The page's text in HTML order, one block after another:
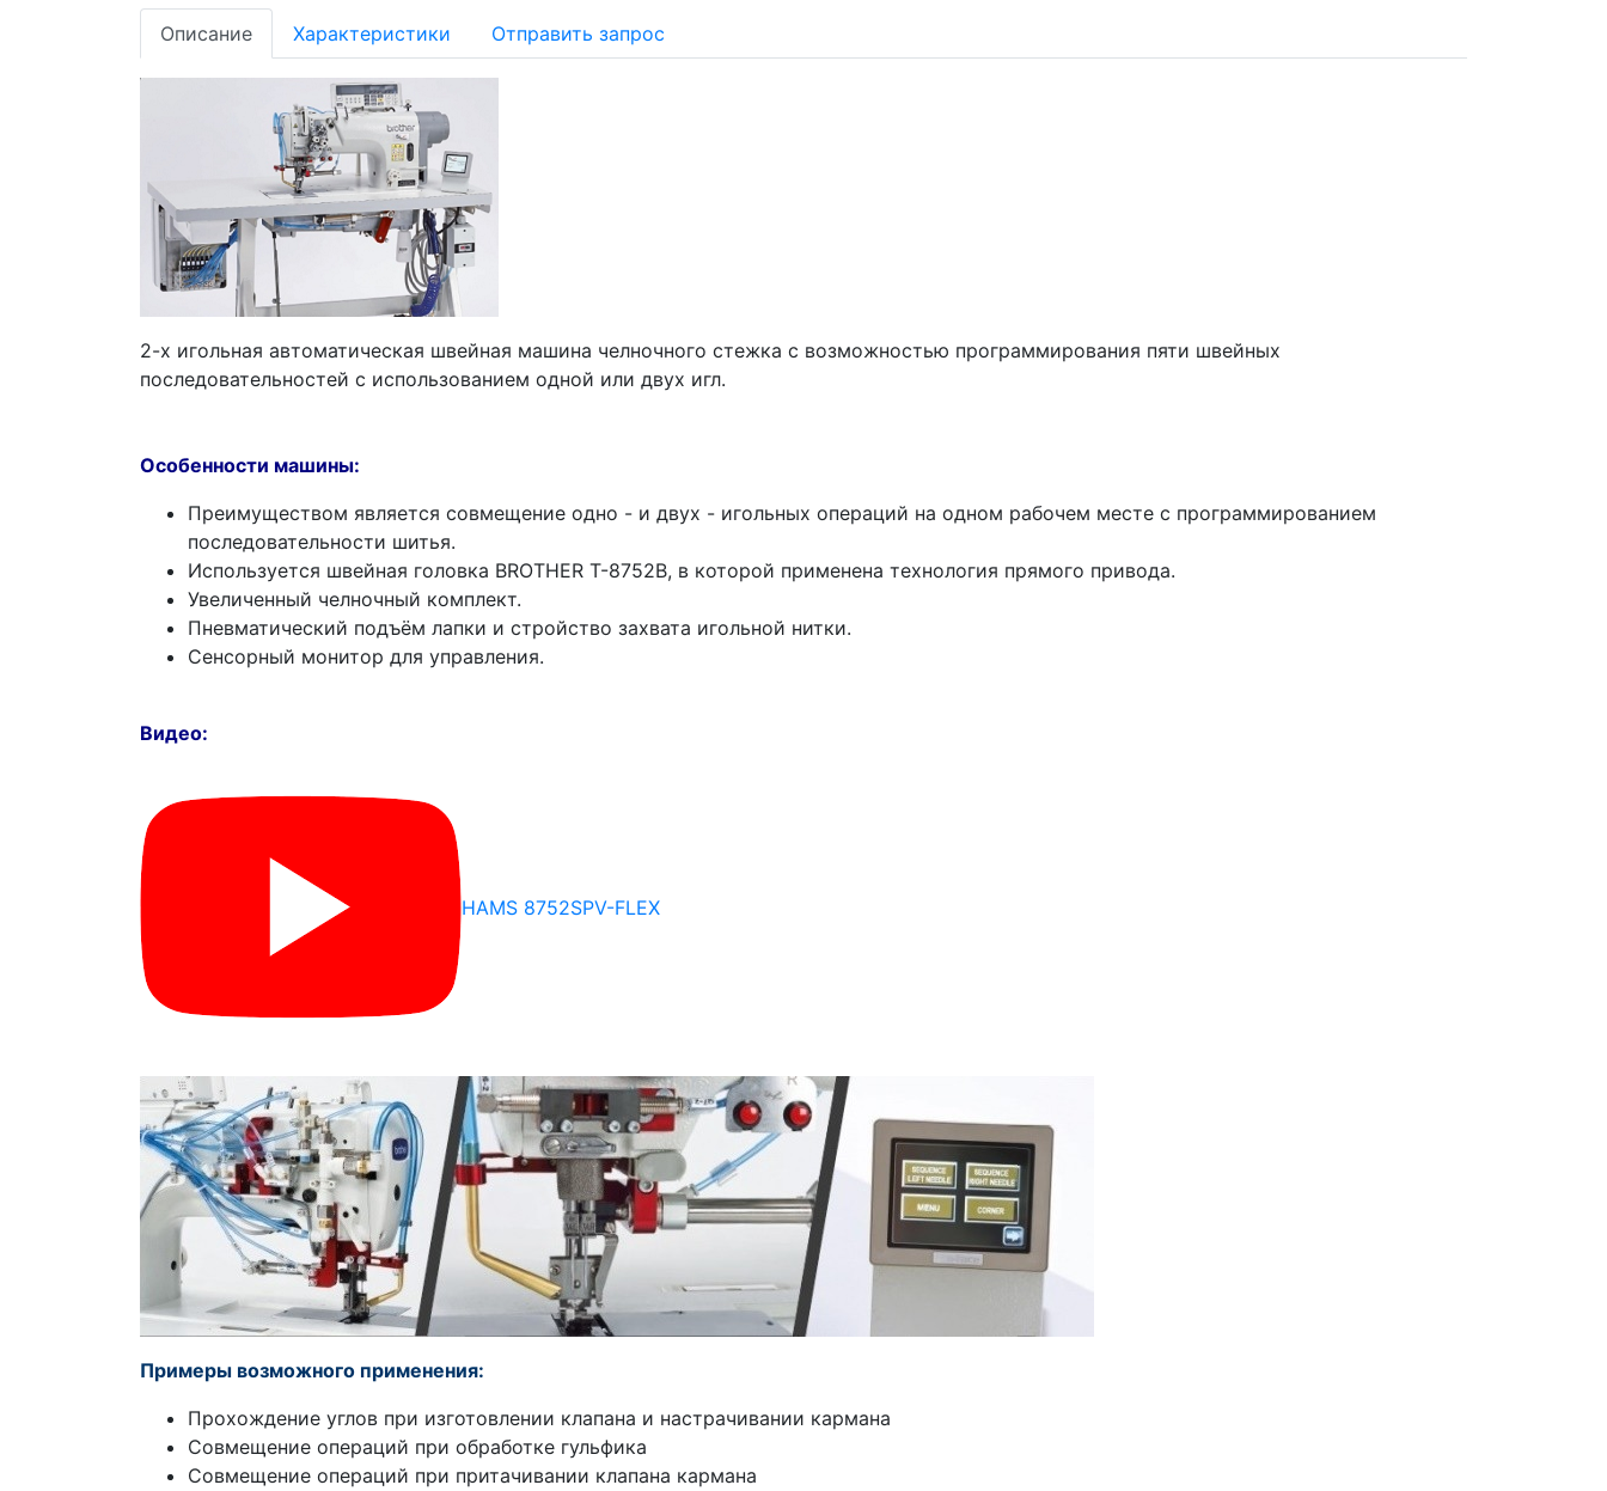
Описание
Характеристики Отправить запрос
2-х игольная автоматическая швейная машина челночного стежка с возможностью программирования пяти швейных
последовательностей с использованием одной или двух игл.
Особенности машины:
Преимуществом является совмещение одно - и двух - игольных операций на одном рабочем месте с программированием
последовательности шитья.
Используется швейная головка BROTHER T-8752B, в которой применена технология прямого привода.
Увеличенный челночный комплект.
Пневматический подъём лапки и стройство захвата игольной нитки.
Сенсорный монитор для управления.
Видео:
HAMS 8752SPV-FLEX
Примеры возможного применения:
Прохождение углов при изготовлении клапана и настрачивании кармана
Совмещение операций при обработке гульфика
Совмещение операций при притачивании клапана кармана